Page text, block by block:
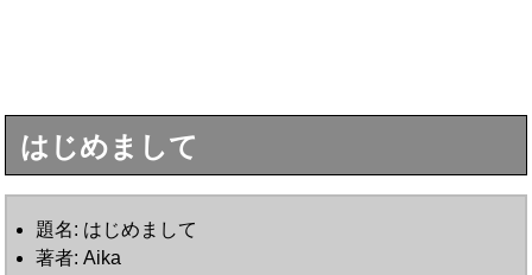
はじめまして
題名: はじめまして
著者: Aika